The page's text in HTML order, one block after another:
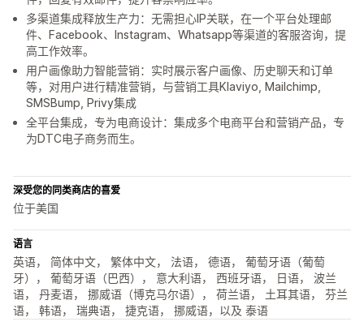
多渠道集成释放生产力：无需担心IP关联，在一个平台处理邮
件、Facebook、Instagram、Whatsapp等渠道的客服咨询，提
高工作效率。
用户画像助力智能营销：实时展示客户画像、历史聊天和订单
等，对用户进行精准营销，与营销工具Klaviyo, Mailchimp,
SMSBump, Privy集成
全平台集成，专为电商设计：集成多个电商平台和营销产品，专
为DTC电子商务而生。
深受您的同类商店的喜爱
位于美国
语言
英语， 简体中文， 繁体中文， 法语， 德语， 葡萄牙语（葡萄
牙）， 葡萄牙语（巴西）， 意大利语， 西班牙语， 日语， 波兰
语， 丹麦语， 挪威语（博克马尔语）， 荷兰语， 土耳其语， 芬兰
语， 韩语， 瑞典语， 捷克语， 挪威语，以及 泰语